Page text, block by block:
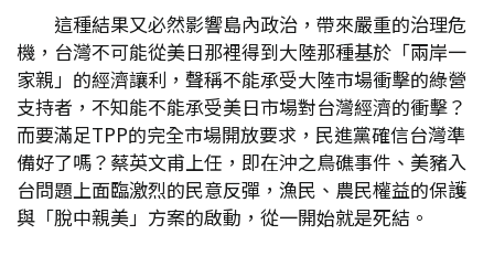
這種結果又必然影響島內政治，帶來嚴重的治理危
機，台灣不可能從美日那裡得到大陸那種基於「兩岸一
家親」的經濟讓利，聲稱不能承受大陸市場衝擊的綠營
支持者，不知能不能承受美日市場對台灣經濟的衝擊？
而要滿足TPP的完全市場開放要求，民進黨確信台灣準
備好了嗎？蔡英文甫上任，即在沖之鳥礁事件、美豬入
台問題上面臨激烈的民意反彈，漁民、農民權益的保護
與「脫中親美」方案的啟動，從一開始就是死結。